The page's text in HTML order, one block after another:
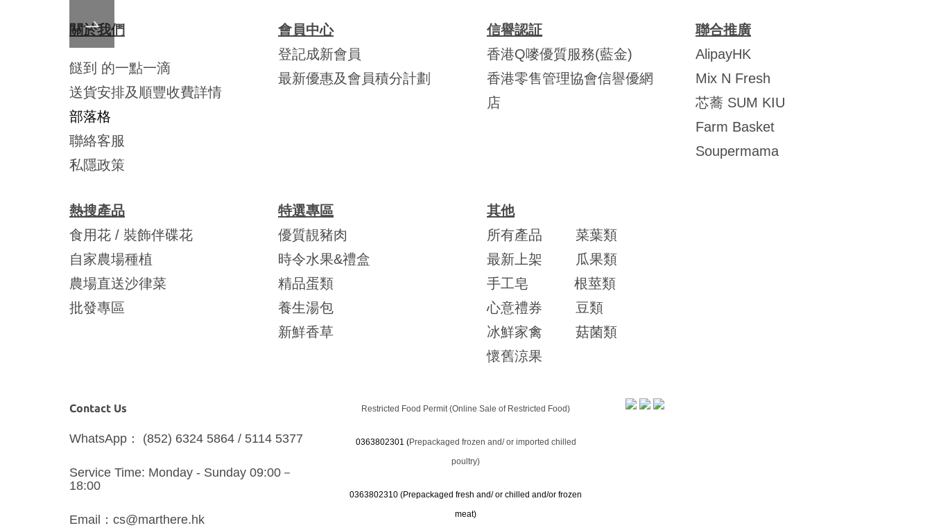
關於我們
餸到 的一點一滴
送貨安排及順豐收費詳情
部落格
聯絡客服
私隱政策
會員中心
登記成新會員
最新優惠及會員積分計劃
信譽認証
香港Q嘜優質服務(藍金)
香港零售管理協會信譽優網
店
聯合推廣
AlipayHK
Mix N Fresh
芯蕎 SUM KIU
Farm Basket
Soupermama
熱搜產品
食用花 / 裝飾伴碟花
自家農場種植
農場直送沙律菜
批發專區
特選專區
優質靚豬肉
時令水果&禮盒
精品蛋類
養生湯包
新鮮香草
其他
所有產品
菜葉類
最新上架
瓜果類
手工皂
根莖類
心意禮券
豆類
冰鮮家禽
菇菌類
懷舊涼果
Contact Us
WhatsApp： (852) 6324 5864 / 5114 5377
Service Time: Monday - Sunday 09:00－
18:00
Email：cs@marthere.hk
Restricted Food Permit (Online Sale of Restricted Food)
0363802301 (Prepackaged frozen and/ or imported chilled
poultry)
0363802310 (Prepackaged fresh and/ or chilled and/or frozen
meat)